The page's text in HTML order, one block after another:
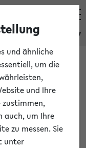
eKVV
und ähnliche
um die
und Ihre
zustimmen,
auch, um Ihre
zu messen. Sie
unter